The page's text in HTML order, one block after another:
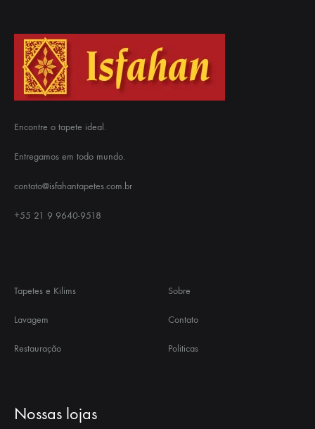
Encontre o tapete ideal.
Entregamos em todo mundo.
contato@isfahantapetes.com.br
+55 21 9 9640-9518
Tapetes e Kilims
Lavagem
Restauração
Sobre
Contato
Politicas
Nossas lojas